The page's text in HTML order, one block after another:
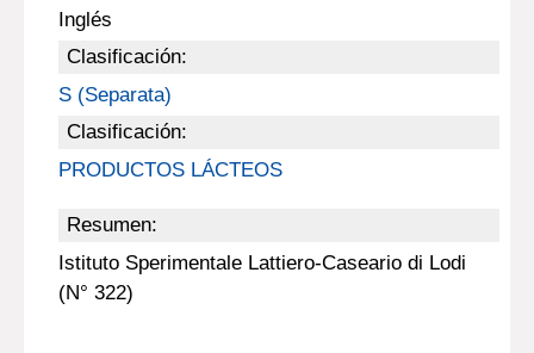
Inglés
Clasificación:
S (Separata)
Clasificación:
PRODUCTOS LÁCTEOS
Resumen:
Istituto Sperimentale Lattiero-Caseario di Lodi
(N° 322)